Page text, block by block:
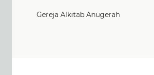
Gereja Alkitab Anugerah